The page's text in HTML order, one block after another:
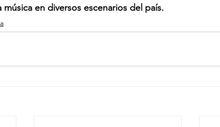
en diversos escenarios del país.